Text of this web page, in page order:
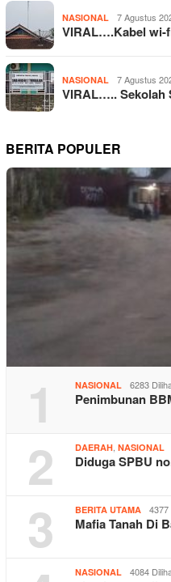
NASIONAL 7 Agustus
VIRAL….Kabel
NASIONAL 7 Agustus
VIRAL….. Sekolah
BERITA POPULER
1 NASIONAL 6283
Penimbunan
2 DAERAH NASIONAL
Diduga SPBU
3 BERITA UTAMA 4377
Mafia Tanah Di
NASIONAL 4084